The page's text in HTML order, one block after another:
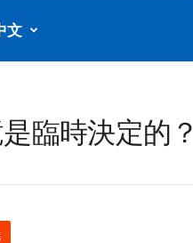
文
臨時決定的？